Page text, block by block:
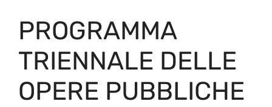
PROGRAMMA
TRIENNALE DELLE
OPERE PUBBLICHE